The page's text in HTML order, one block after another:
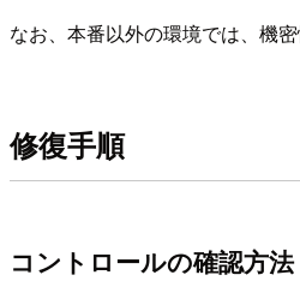
なお、本番以外の環境では、機
修復手順
コントロールの確認方法